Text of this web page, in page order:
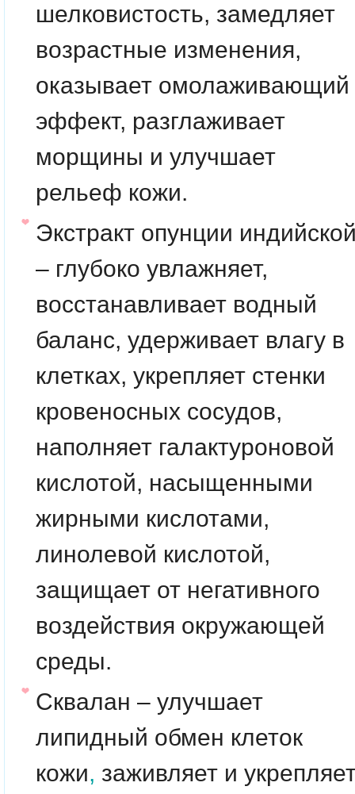
шелковистость, замедляет
возрастные изменения,
оказывает омолаживающий
эффект, разглаживает
морщины и улучшает
рельеф кожи.
Экстракт опунции
– глубоко увлажняет,
восстанавливает водный
баланс, удерживает влагу в
клетках, укрепляет стенки
кровеносных сосудов,
наполняет галактуроновой
кислотой, насыщенными
жирными кислотами,
линолевой кислотой,
защищает от негативного
воздействия окружающей
среды.
Сквалан – улучшает
липидный обмен клеток
кожи, заживляет и